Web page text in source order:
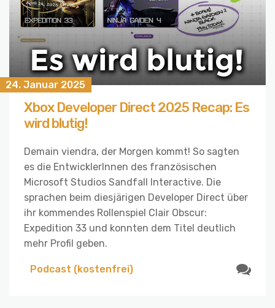
24. Januar 2025
Xbox Developer Direct 2025 Recap: Es
wird blutig!
Demain viendra, der Morgen kommt! So sagten
es die EntwicklerInnen des französischen
Microsoft Studios Sandfall Interactive. Die
sprachen beim diesjärigen Developer Direct über
ihr kommendes Rollenspiel Clair Obscur:
Expedition 33 und konnten dem Titel deutlich
mehr Profil geben.
Podcast (kostenfrei)